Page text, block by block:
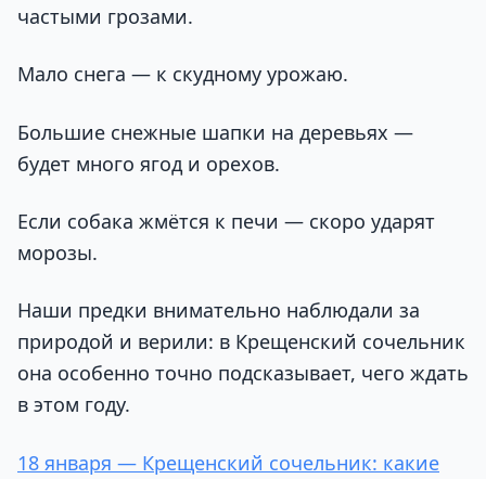
частыми грозами.
Мало снега — к скудному урожаю.
Большие снежные шапки на деревьях —
будет много ягод и орехов.
Если собака жмётся к печи — скоро ударят
морозы.
Наши предки внимательно наблюдали за
природой и верили: в Крещенский сочельник
она особенно точно подсказывает, чего ждать
в этом году.
18 января — Крещенский сочельник: какие